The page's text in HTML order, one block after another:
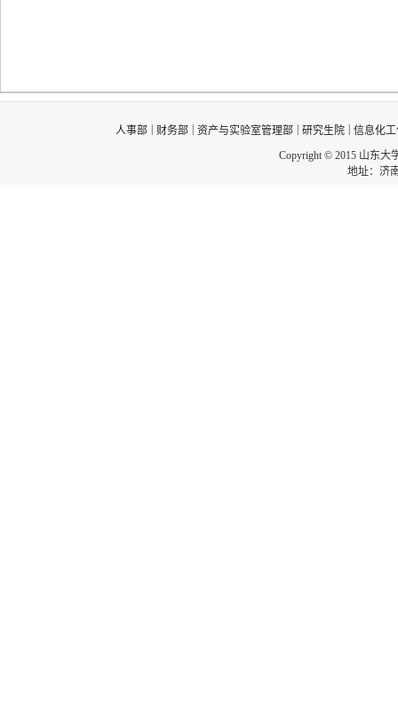
人事部 财务部 资产与实验室管理部 研究生院
信息化
Copyright © 2015 山东大
地址：济